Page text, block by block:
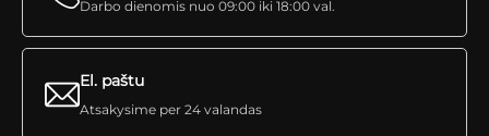
Darbo dienomis nuo 09:00 iki 18:00 val.
El. paštu
Atsakysime per 24 valandas